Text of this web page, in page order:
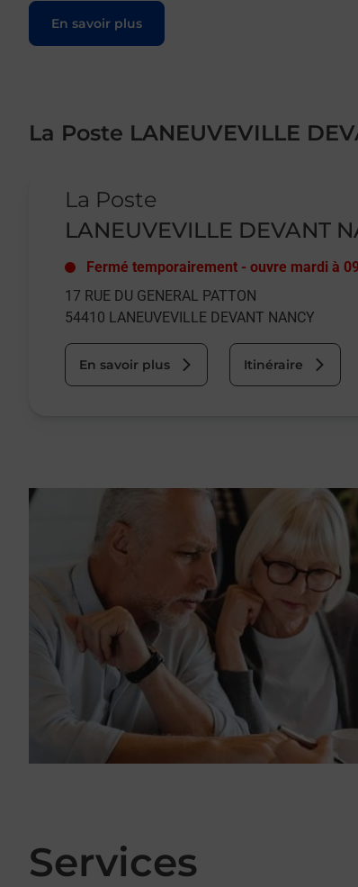
En savoir plus
Le lien s'ouvre dans un nouvel onglet
La Poste LANEUVEVILLE
La Poste
LANEUVEVILLE DEVANT
Fermé temporairement - ouvre mardi à
17 RUE DU GENERAL PATTON
54410 LANEUVEVILLE DEVANT NANCY
En savoir plus Itinéraire
Services